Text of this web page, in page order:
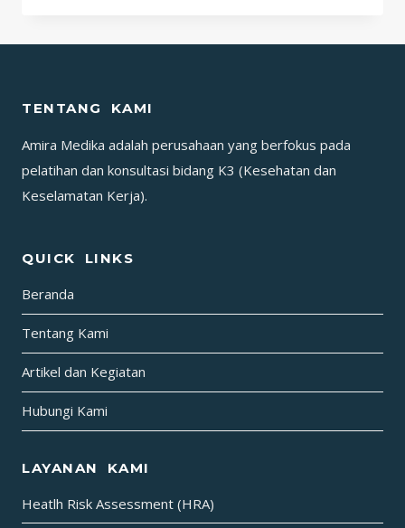
ANDA
LUKA
PENYEBAB,
GEJALA,
DAN
TENTANG KAMI
Amira Medika adalah perusahaan yang berfokus pada
pelatihan dan konsultasi bidang K3 (Kesehatan dan
Keselamatan Kerja).
QUICK LINKS
Beranda
Tentang Kami
Artikel dan Kegiatan
Hubungi Kami
LAYANAN KAMI
Heatlh Risk Assessment (HRA)